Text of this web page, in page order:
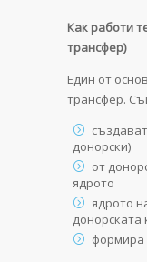
Как работи
трансфер)
Един от
трансфер.
донорски)
от
ядрото
ядрото
донорската
формира